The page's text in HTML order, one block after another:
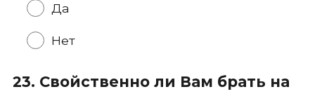
Да
Нет
23. Свойственно ли Вам брать на